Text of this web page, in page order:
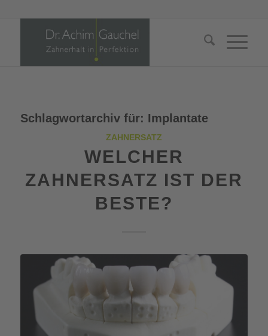
Schlagwortarchiv für: Implantate
ZAHNERSATZ
WELCHER
ZAHNERSATZ IST DER
BESTE?